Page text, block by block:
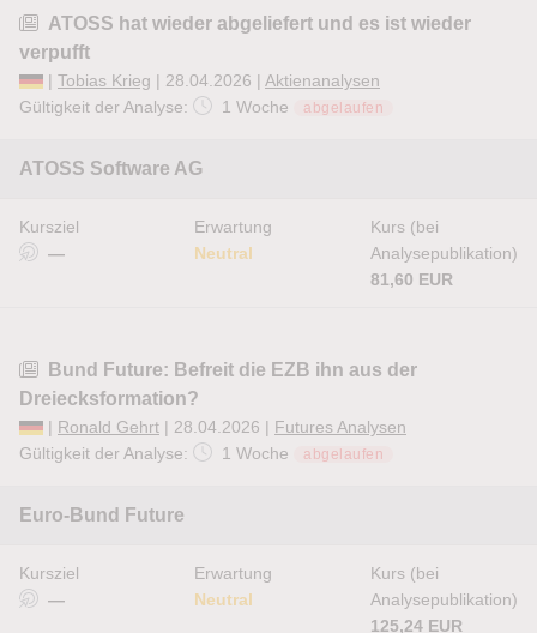
ATOSS hat wieder abgeliefert und es ist wieder
verpufft
| Tobias Krieg | 28.04.2026 | Aktienanalysen
Gültigkeit der Analyse:
1 Woche abgelaufen
ATOSS Software AG
Kursziel
—
Erwartung
Neutral
Kurs (bei
Analysepublikation)
81,60 EUR
Bund Future: Befreit die EZB ihn aus der
Dreiecksformation?
| Ronald Gehrt | 28.04.2026 | Futures Analysen
Gültigkeit der Analyse:
1 Woche abgelaufen
Euro-Bund Future
Kursziel
—
Erwartung
Neutral
Kurs (bei
Analysepublikation)
125,24 EUR